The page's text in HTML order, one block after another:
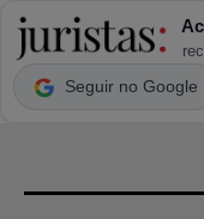
Seguir no Google